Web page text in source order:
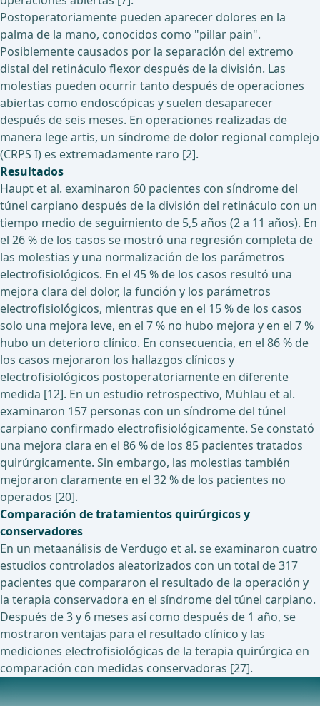
Postoperatoriamente pueden aparecer dolores en la
palma de la mano, conocidos como "pillar pain".
Posiblemente causados por la separación del extremo
distal del retináculo flexor después de la división. Las
molestias pueden ocurrir tanto después de operaciones
abiertas como endoscópicas y suelen desaparecer
después de seis meses. En operaciones realizadas de
manera lege artis, un síndrome de dolor regional complejo
(CRPS I) es extremadamente raro [2].
Resultados
Haupt et al. examinaron 60 pacientes con síndrome del
túnel carpiano después de la división del retináculo con un
tiempo medio de seguimiento de 5,5 años (2 a 11 años). En
el 26 % de los casos se mostró una regresión completa de
las molestias y una normalización de los parámetros
electrofisiológicos. En el 45 % de los casos resultó una
mejora clara del dolor, la función y los parámetros
electrofisiológicos, mientras que en el 15 % de los casos
solo una mejora leve, en el 7 % no hubo mejora y en el 7 %
hubo un deterioro clínico. En consecuencia, en el 86 % de
los casos mejoraron los hallazgos clínicos y
electrofisiológicos postoperatoriamente en diferente
medida [12]. En un estudio retrospectivo, Mühlau et al.
examinaron 157 personas con un síndrome del túnel
carpiano confirmado electrofisiológicamente. Se constató
una mejora clara en el 86 % de los 85 pacientes tratados
quirúrgicamente. Sin embargo, las molestias también
mejoraron claramente en el 32 % de los pacientes no
operados [20].
Comparación de tratamientos quirúrgicos y
conservadores
En un metaanálisis de Verdugo et al. se examinaron cuatro
estudios controlados aleatorizados con un total de 317
pacientes que compararon el resultado de la operación y
la terapia conservadora en el síndrome del túnel carpiano.
Después de 3 y 6 meses así como después de 1 año, se
mostraron ventajas para el resultado clínico y las
mediciones electrofisiológicas de la terapia quirúrgica en
comparación con medidas conservadoras [27].
Estudios en curso actualmente sobre este tema